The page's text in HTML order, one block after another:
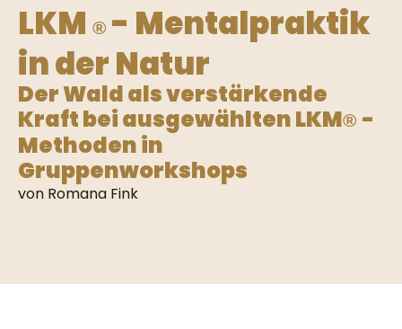
LKM ® - Mentalpraktik
in der Natur
Der Wald als verstärkende
Kraft bei ausgewählten LKM® -
Methoden in
Gruppenworkshops
von Romana Fink